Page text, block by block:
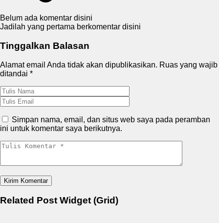
Belum ada komentar disini
Jadilah yang pertama berkomentar disini
Tinggalkan Balasan
Alamat email Anda tidak akan dipublikasikan. Ruas yang wajib
ditandai *
Simpan nama, email, dan situs web saya pada peramban
ini untuk komentar saya berikutnya.
Related Post Widget (Grid)